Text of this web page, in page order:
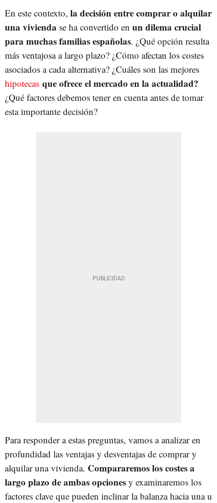
En este contexto, la decisión entre comprar o alquilar
una vivienda se ha convertido en un dilema crucial
para muchas familias españolas. ¿Qué opción resulta
más ventajosa a largo plazo? ¿Cómo afectan los costes
asociados a cada alternativa? ¿Cuáles son las mejores
hipotecas que ofrece el mercado en la actualidad?
¿Qué factores debemos tener en cuenta antes de tomar
esta importante decisión?
Para responder a estas preguntas, vamos a analizar en
profundidad las ventajas y desventajas de comprar y
alquilar una vivienda. Compararemos los costes a
largo plazo de ambas opciones y examinaremos los
factores clave que pueden inclinar la balanza hacia una u